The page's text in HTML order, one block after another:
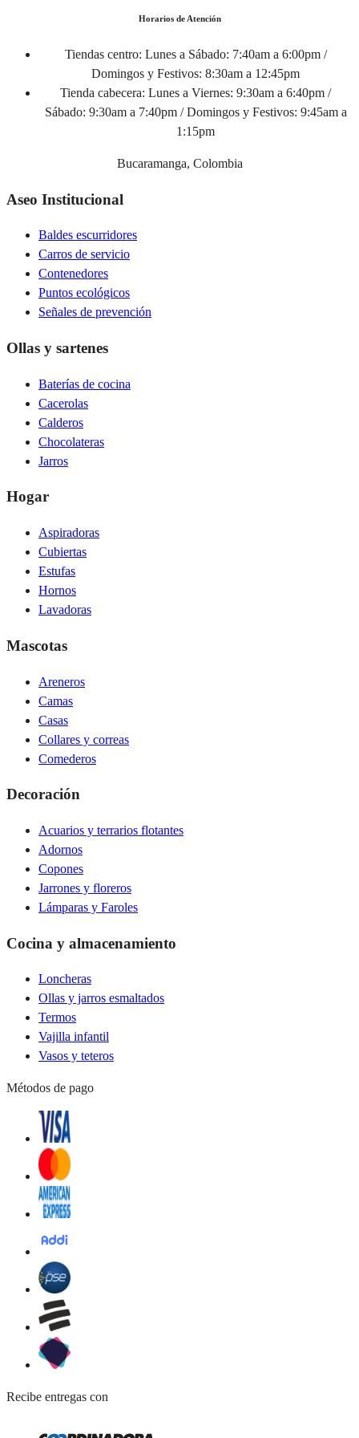
Horarios de Atención
Tiendas centro: Lunes a Sábado: 7:40am a 6:00pm /
Domingos y Festivos: 8:30am a 12:45pm
Tienda cabecera: Lunes a Viernes: 9:30am a 6:40pm /
Sábado: 9:30am a 7:40pm / Domingos y Festivos: 9:45am a
1:15pm
Bucaramanga, Colombia
Aseo Institucional
Baldes escurridores
Carros de servicio
Contenedores
Puntos ecológicos
Señales de prevención
Ollas y sartenes
Baterías de cocina
Cacerolas
Calderos
Chocolateras
Jarros
Hogar
Aspiradoras
Cubiertas
Estufas
Hornos
Lavadoras
Mascotas
Areneros
Camas
Casas
Collares y correas
Comederos
Decoración
Acuarios y terrarios flotantes
Adornos
Copones
Jarrones y floreros
Lámparas y Faroles
Cocina y almacenamiento
Loncheras
Ollas y jarros esmaltados
Termos
Vajilla infantil
Vasos y teteros
Métodos de pago
Recibe entregas con